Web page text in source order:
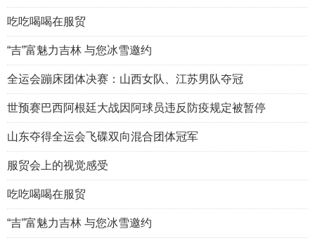
吃吃喝喝在服贸
“吉”富魅力吉林 与您冰雪邀约
全运会蹦床团体决赛：山西女队、江苏男队夺冠
世预赛巴西阿根廷大战因阿球员违反防疫规定被暂停
山东夺得全运会飞碟双向混合团体冠军
服贸会上的视觉感受
吃吃喝喝在服贸
“吉”富魅力吉林 与您冰雪邀约